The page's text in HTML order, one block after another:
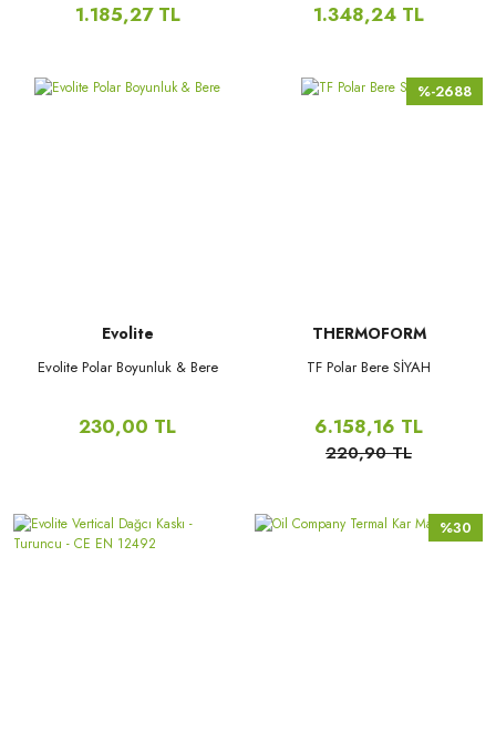
1.185,27 TL 1.348,24 TL
Evolite
Evolite Polar Boyunluk & Bere
230,00 TL
%-2688
THERMOFORM
TF Polar Bere SİYAH
6.158,16 TL
220,90 TL
%30